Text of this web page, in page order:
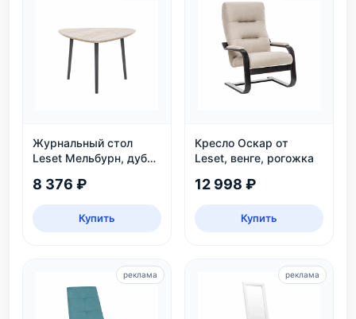
Журнальный стол
Leset Мельбурн, дуб
8 376 ₽
Купить
Кресло Оскар от
Leset, венге, рогожка
12 998 ₽
Купить
реклама реклама